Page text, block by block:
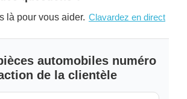
là pour vous aider. Clavardez en direct
automobiles numéro
de la clientèle